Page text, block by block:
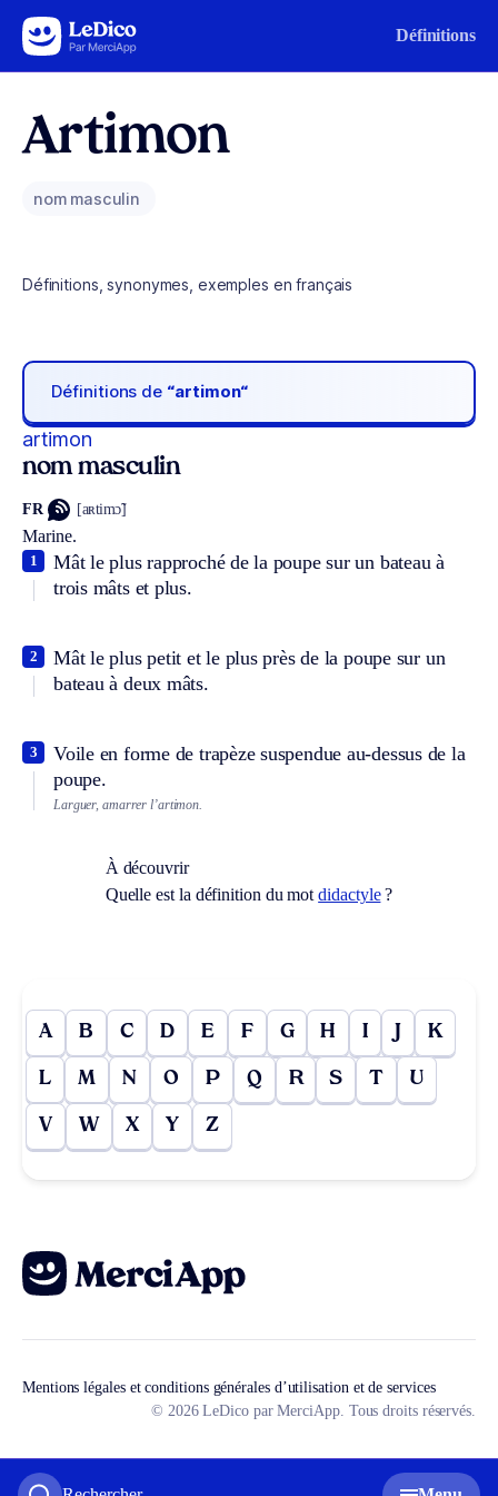
Aller au contenu Définitions
Artimon
nom masculin
Définitions, synonymes, exemples en français
Définitions de “artimon“
artimon
nom masculin
FR [aʀtimɔ̃]
Marine.
Mât le plus rapproché de la poupe sur un bateau à
trois mâts et plus.
1
Mât le plus petit et le plus près de la poupe sur un
bateau à deux mâts.
2
Voile en forme de trapèze suspendue au-dessus de la
poupe.
3
Larguer, amarrer l’artimon.
À découvrir
Quelle est la définition du motdidactyle?
A B C D E F G H I J K
L M N O P Q R S T U
V W X Y Z
Mentions légales et conditions générales d’utilisation et de services
© 2026 LeDico par MerciApp. Tous droits réservés.